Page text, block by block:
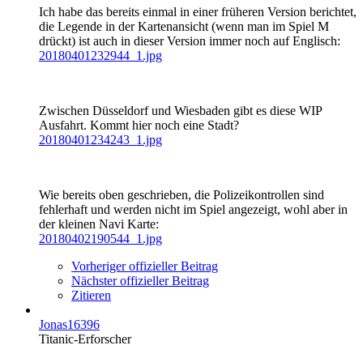
Ich habe das bereits einmal in einer früheren Version berichtet,
die Legende in der Kartenansicht (wenn man im Spiel M
drückt) ist auch in dieser Version immer noch auf Englisch:
20180401232944_1.jpg
Zwischen Düsseldorf und Wiesbaden gibt es diese WIP
Ausfahrt. Kommt hier noch eine Stadt?
20180401234243_1.jpg
Wie bereits oben geschrieben, die Polizeikontrollen sind
fehlerhaft und werden nicht im Spiel angezeigt, wohl aber in
der kleinen Navi Karte:
20180402190544_1.jpg
Vorheriger offizieller Beitrag
Nächster offizieller Beitrag
Zitieren
Jonas16396
Titanic-Erforscher